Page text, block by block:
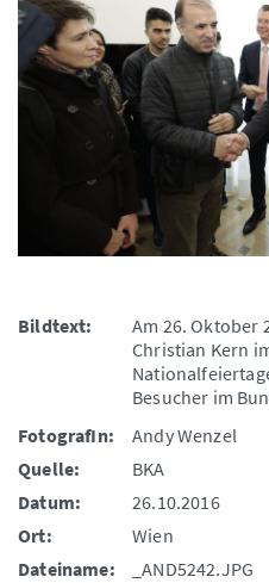
Bildtext:
Am 26. Oktober
Christian Kern
Besucher im
FotografIn:
Andy Wenzel
Quelle:
BKA
Datum:
26.10.2016
Ort:
Wien
Dateiname:
_AND5242.JPG